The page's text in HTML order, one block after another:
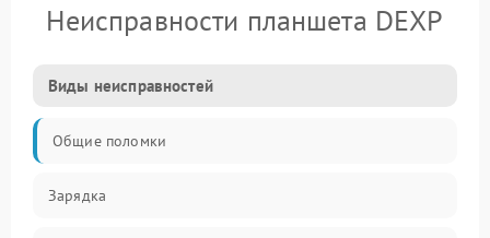
Неисправности планшета DEXP
Виды неисправностей
Общие поломки
Зарядка